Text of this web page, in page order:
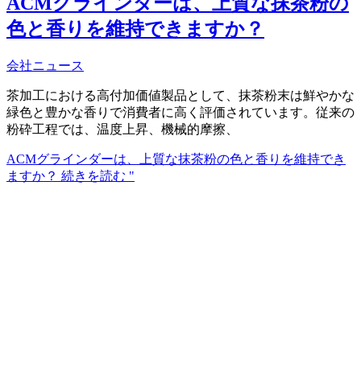
色と香りを維持できますか？
会社ニュース
茶加工における高付加価値製品として、抹茶粉末は鮮やかな
緑色と豊かな香りで消費者に高く評価されています。従来の
粉砕工程では、温度上昇、機械的摩擦、
ACMグラインダーは、上質な抹茶粉の色と香りを維持でき
ますか？ 続きを読む "